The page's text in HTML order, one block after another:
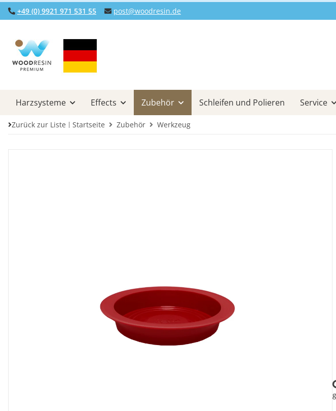
+49 (0) 9921 971 531 55 post@woodresin.de
Harzsysteme Effects Zubehör Schleifen und Polieren Service
Zurück zur Liste Startseite Zubehör Werkzeug